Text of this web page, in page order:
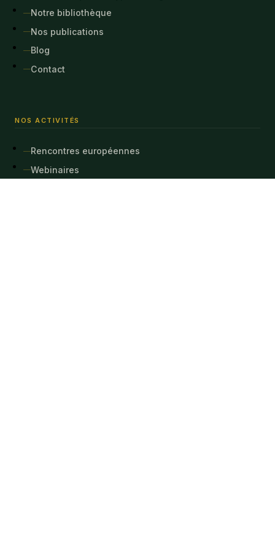
Notre bibliothèque
Nos publications
Blog
Contact
NOS ACTIVITÉS
Rencontres européennes
Webinaires